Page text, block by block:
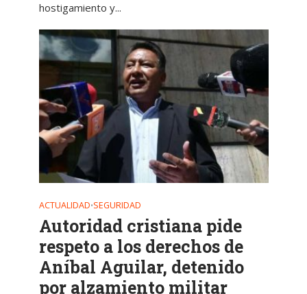
hostigamiento y...
ACTUALIDAD•SEGURIDAD
Autoridad cristiana pide
respeto a los derechos de
Aníbal Aguilar, detenido
por alzamiento militar